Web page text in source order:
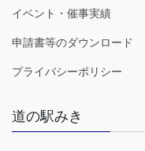
イベント・催事実績
申請書等のダウンロード
プライバシーポリシー
道の駅みき